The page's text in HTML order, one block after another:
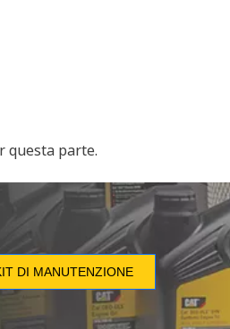
questa parte.
DI MANUTENZIONE